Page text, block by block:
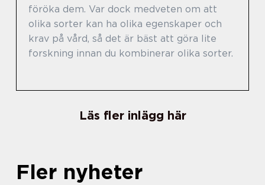
föröka dem. Var dock medveten om att
olika sorter kan ha olika egenskaper och
krav på vård, så det är bäst att göra lite
forskning innan du kombinerar olika sorter.
Läs fler inlägg här
Fler nyheter